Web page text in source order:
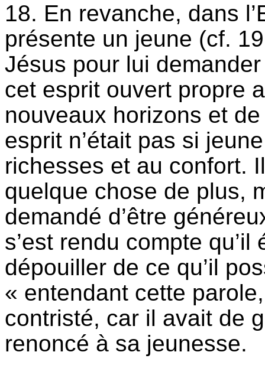
18. En revanche, dans
présente un jeune (cf.
Jésus pour lui
cet esprit ouvert propre
nouveaux horizons et
esprit n’était pas si
richesses et au confort.
quelque chose de plus,
demandé d’être
s’est rendu compte
dépouiller de ce qu’il
« entendant cette
contristé, car il avait de
renoncé à sa jeunesse.